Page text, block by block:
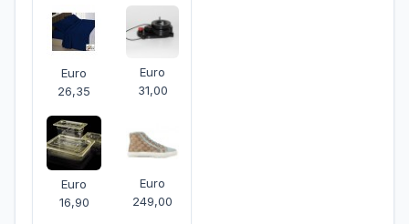
Euro
26,35
Euro
31,00
Euro
16,90
Euro
249,00